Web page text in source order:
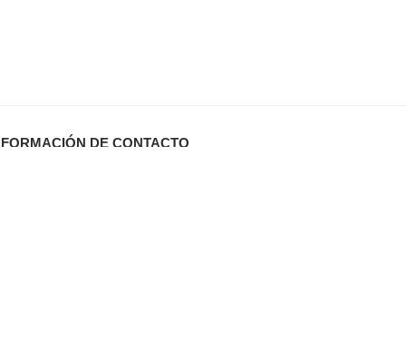
DE CONTACTO